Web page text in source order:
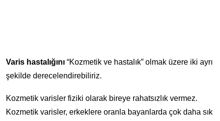
Varis hastalığını “Kozmetik ve hastalık” olmak üzere iki ayrı
şekilde derecelendirebiliriz.
Kozmetik varisler fiziki olarak bireye rahatsızlık vermez.
Kozmetik varisler, erkeklere oranla bayanlarda çok daha sık